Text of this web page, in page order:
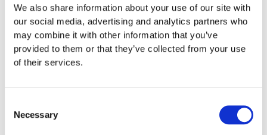
We also share information about your use of our site with
our social media, advertising and analytics partners who
may combine it with other information that you’ve
provided to them or that they’ve collected from your use
of their services.
Selection
Necessary
2.3 x 2.3 x 0.95 m
3 år
Robinia/Taifun-rep